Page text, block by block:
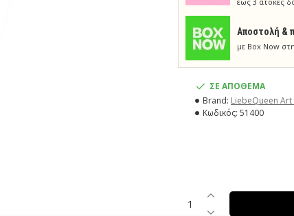
Aποστολή &
με Box Now
ΣΕ ΑΠΟΘΕΜΑ
Brand: LiebeQueen
Κωδικός: 51400